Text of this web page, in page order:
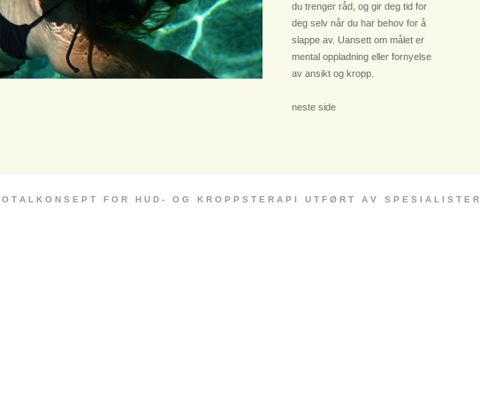
du trenger råd, og gir deg tid for
deg selv når du har behov for å
slappe av. Uansett om målet er
mental oppladning eller fornyelse
av ansikt og kropp.
neste side
O T A L K O N S E P T F O R H U D - O G K R O P P S T E R A P I U T F Ø R T A V S P E S I A L I S T E R